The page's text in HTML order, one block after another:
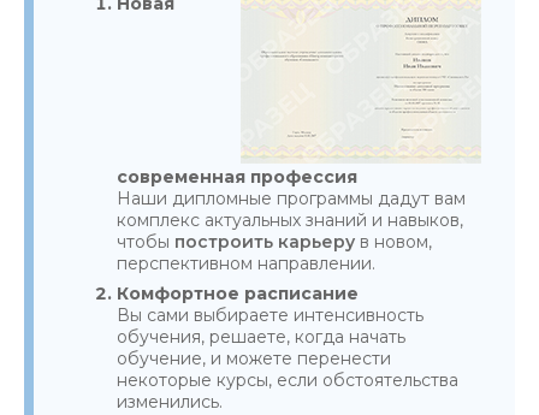
современная профессия
Наши дипломные программы дадут вам
комплекс актуальных знаний и навыков,
чтобы построить карьеру в новом,
перспективном направлении.
Комфортное расписание
Вы сами выбираете интенсивность
обучения, решаете, когда начать
обучение, и можете перенести
некоторые курсы, если обстоятельства
изменились.